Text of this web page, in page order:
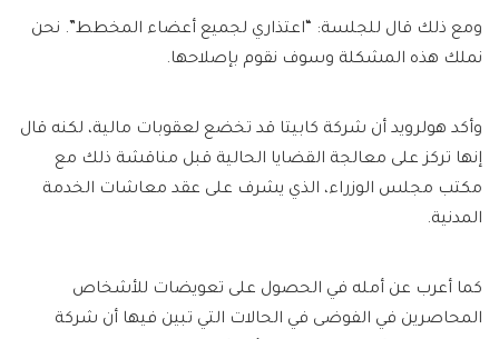
ومع ذلك قال للجلسة: “اعتذاري لجميع أعضاء المخطط”. نحن
نملك هذه المشكلة وسوف نقوم بإصلاحها.
وأكد هولرويد أن شركة كابيتا قد تخضع لعقوبات مالية، لكنه قال
إنها تركز على معالجة القضايا الحالية قبل مناقشة ذلك مع
مكتب مجلس الوزراء، الذي يشرف على عقد معاشات الخدمة
المدنية.
كما أعرب عن أمله في الحصول على تعويضات للأشخاص
المحاصرين في الفوضى في الحالات التي تبين فيها أن شركة